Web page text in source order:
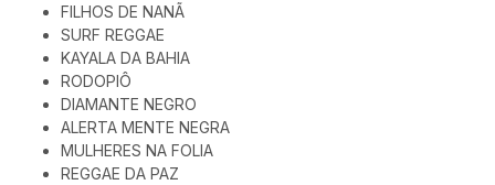
FILHOS DE NANÃ
SURF REGGAE
KAYALA DA BAHIA
RODOPIÔ
DIAMANTE NEGRO
ALERTA MENTE NEGRA
MULHERES NA FOLIA
REGGAE DA PAZ